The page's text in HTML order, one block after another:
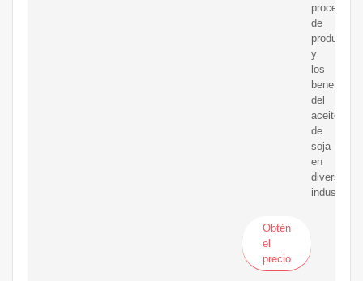
proceso
de
producción
y
los
beneficios
del
aceite
de
soja
en
diversas
industrias.
Obtén
el
precio